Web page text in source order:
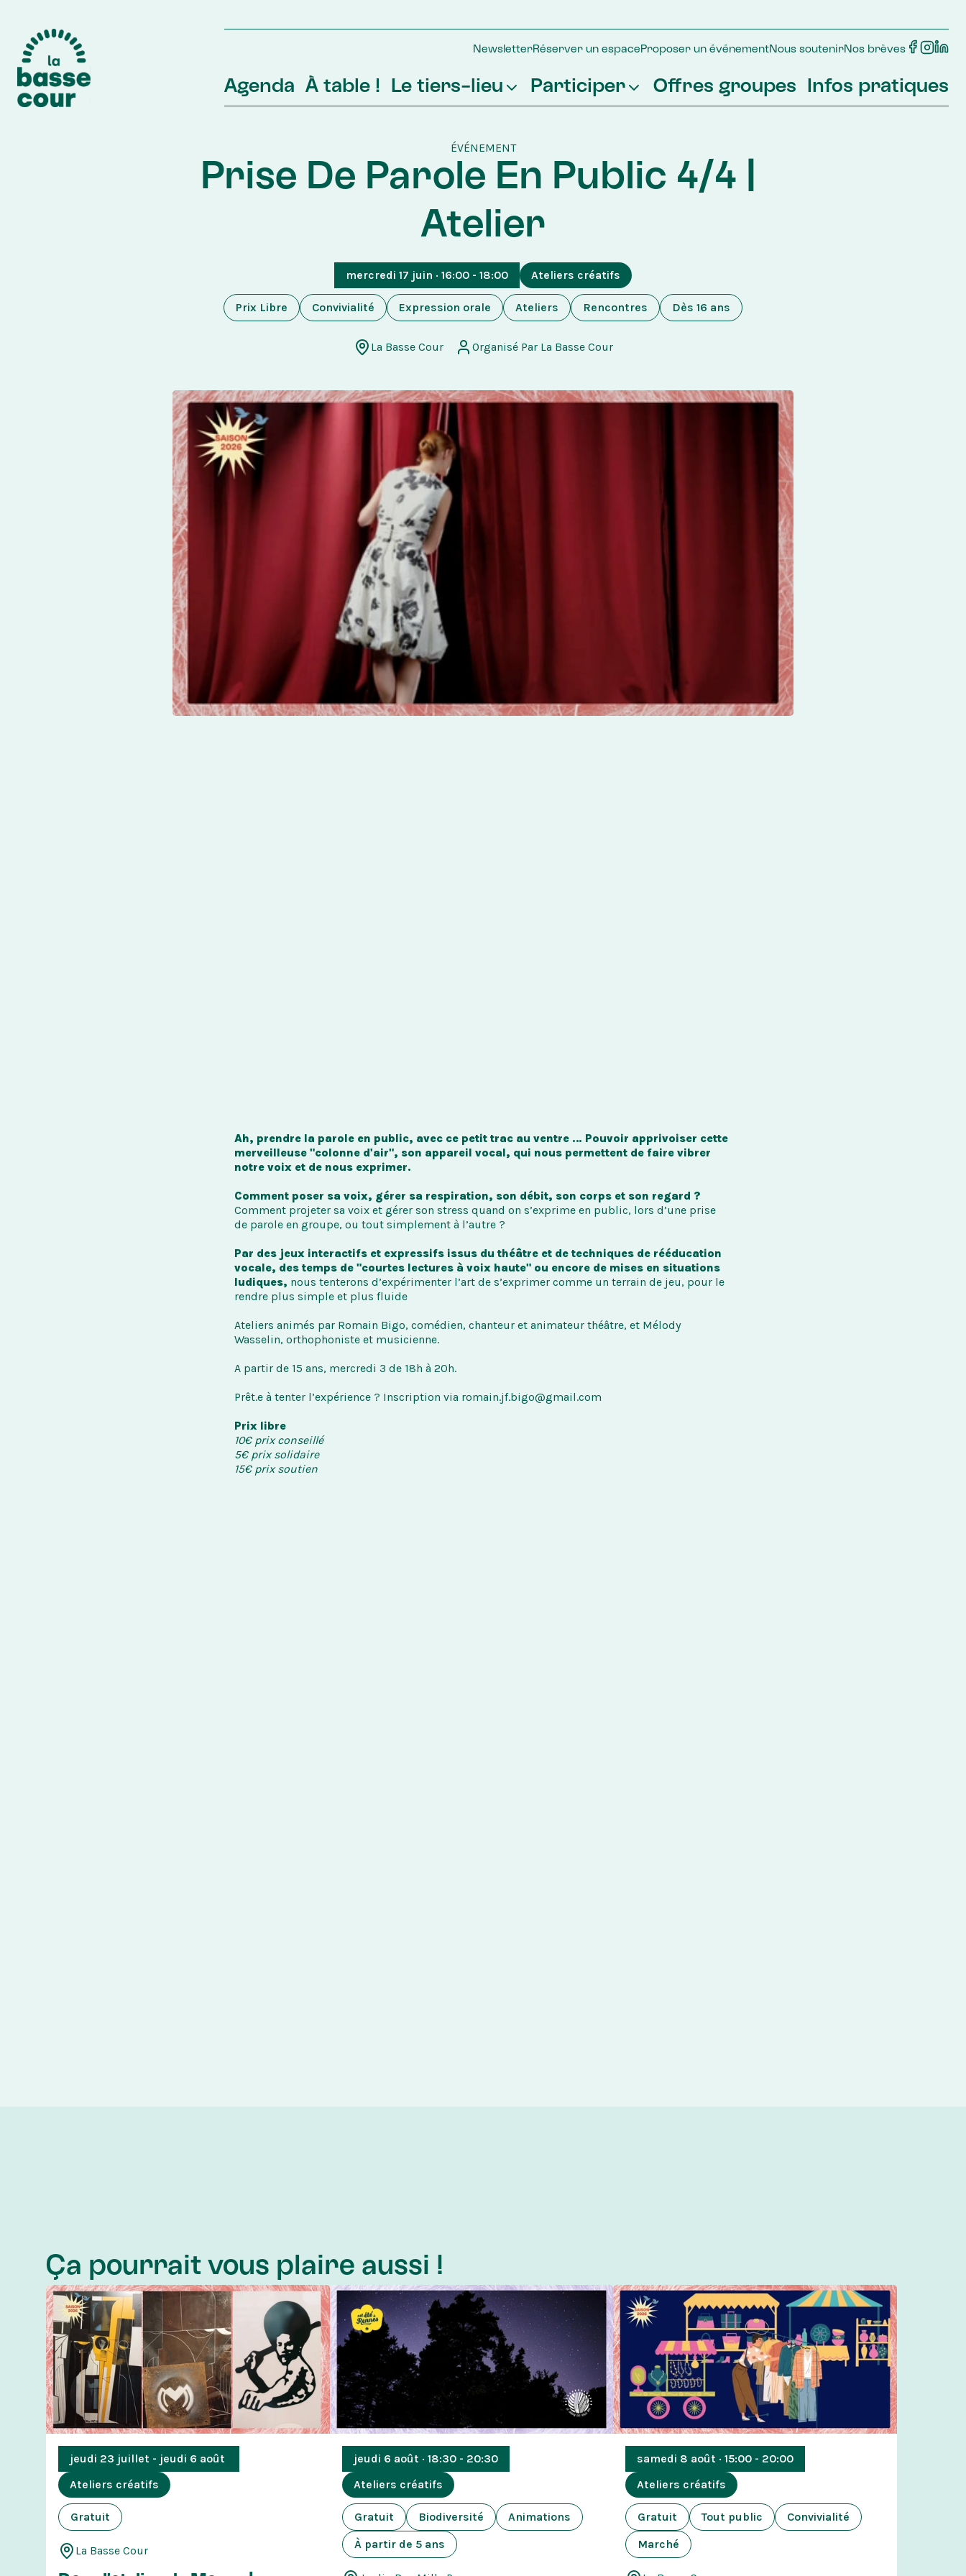
NewsletterRéserver un espace Proposer un événementNous soutenirNos brèves
Agenda À table ! Le tiers-lieu
Partage et
transmission
Le Jardin
Participer
Devenir
mécène
Offres groupes Infos pratiques
Prise De Parole En Public 4/4 |
Atelier
ÉVÉNEMENT
mercredi 17 juin · 16:00 - 18:00 Ateliers créatifs
Prix Libre Convivialité Expression orale Ateliers Rencontres Dès 16 ans
La Basse Cour Organisé Par La Basse Cour
Ah, prendre la parole en public, avec ce petit trac au ventre … Pouvoir apprivoiser cette
merveilleuse "colonne d'air", son appareil vocal, qui nous permettent de faire vibrer
notre voix et de nous exprimer.
Comment poser sa voix, gérer sa respiration, son débit, son corps et son regard ?
Comment projeter sa voix et gérer son stress quand on s’exprime en public, lors d’une prise
de parole en groupe, ou tout simplement à l’autre ?
Par des jeux interactifs et expressifs issus du théâtre et de techniques de rééducation
vocale, des temps de "courtes lectures à voix haute" ou encore de mises en situations
ludiques, nous tenterons d’expérimenter l’art de s’exprimer comme un terrain de jeu, pour le
rendre plus simple et plus fluide
Ateliers animés par Romain Bigo, comédien, chanteur et animateur théâtre, et Mélody
Wasselin, orthophoniste et musicienne.
A partir de 15 ans, mercredi 3 de 18h à 20h.
Prêt.e à tenter l’expérience ? Inscription via romain.jf.bigo@gmail.com
Prix libre
10€ prix conseillé
5€ prix solidaire
15€ prix soutien
Ça pourrait vous plaire aussi !
jeudi 23 juillet - jeudi 6 août
Ateliers créatifs
Gratuit
La Basse Cour
jeudi 6 août · 18:30 - 20:30
Ateliers créatifs
Gratuit Biodiversité
Animations
À partir de 5 ans
samedi 8 août · 15:00 - 20:00
Ateliers créatifs
Gratuit Tout public
Convivialité
Marché